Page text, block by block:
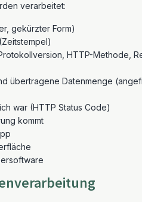
verarbeitet:
gekürzter Form)
HTTP-Methode,
übertragene Datenmenge
war (HTTP Status Code)
kommt